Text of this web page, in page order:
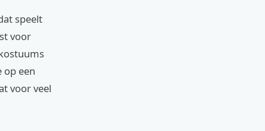
speelt
voor
op een
voor veel